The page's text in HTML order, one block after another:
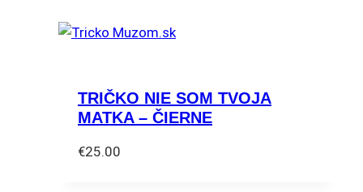
vybrať
produktu.
TRIČKO NIE SOM TVOJA
MATKA – ČIERNE
€25.00